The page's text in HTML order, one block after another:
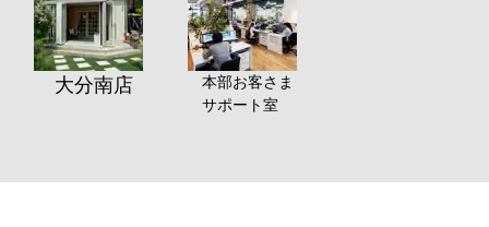
大分南店
本部お客さま
サポート室